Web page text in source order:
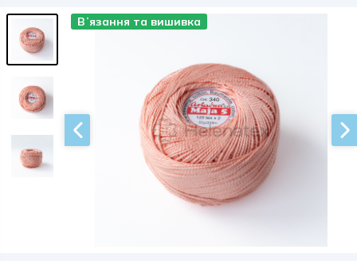
Вʼязання та вишивка
Вʼязання та вишивка
Вʼязання та вишивка